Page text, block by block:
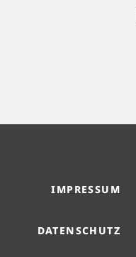
IMPRESSUM
DATENSCHUTZ